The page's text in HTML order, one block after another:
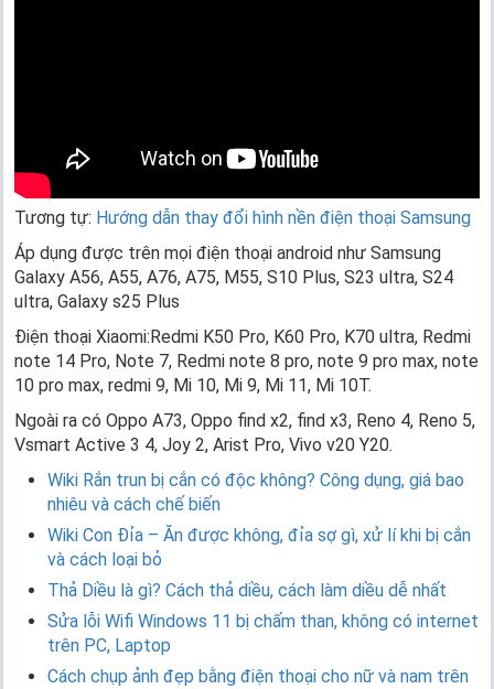
Tương tự: Hướng dẫn thay đổi hình nền điện thoại Samsung
Áp dụng được trên mọi điện thoại android như Samsung
Galaxy A56, A55, A76, A75, M55, S10 Plus, S23 ultra, S24
ultra, Galaxy s25 Plus
Điện thoại Xiaomi:Redmi K50 Pro, K60 Pro, K70 ultra, Redmi
note 14 Pro, Note 7, Redmi note 8 pro, note 9 pro max, note
10 pro max, redmi 9, Mi 10, Mi 9, Mi 11, Mi 10T.
Ngoài ra có Oppo A73, Oppo find x2, find x3, Reno 4, Reno 5,
Vsmart Active 3 4, Joy 2, Arist Pro, Vivo v20 Y20.
Wiki Rắn trun bị cắn có độc không? Công dụng, giá bao
nhiêu và cách chế biến
Wiki Con Đỉa – Ăn được không, đỉa sợ gì, xử lí khi bị cắn
và cách loại bỏ
Thả Diều là gì? Cách thả diều, cách làm diều dễ nhất
Sửa lỗi Wifi Windows 11 bị chấm than, không có internet
trên PC, Laptop
Cách chụp ảnh đẹp bằng điện thoại cho nữ và nam trên